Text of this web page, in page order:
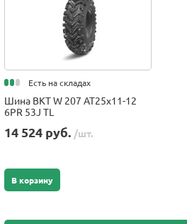
Есть на складах
Шина BKT W 207 AT25x11-12
6PR 53J TL
14 524 руб. /шт.
В корзину